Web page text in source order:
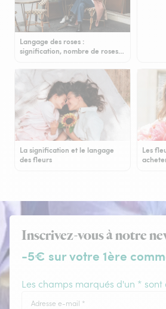
Langage des roses :
signification, nombre de roses…
La signification et le langage
des fleurs
Les
Inscrivez-vous à notre
-5€ sur votre 1ère
Les champs marqués d'un *
Adresse e-mail *